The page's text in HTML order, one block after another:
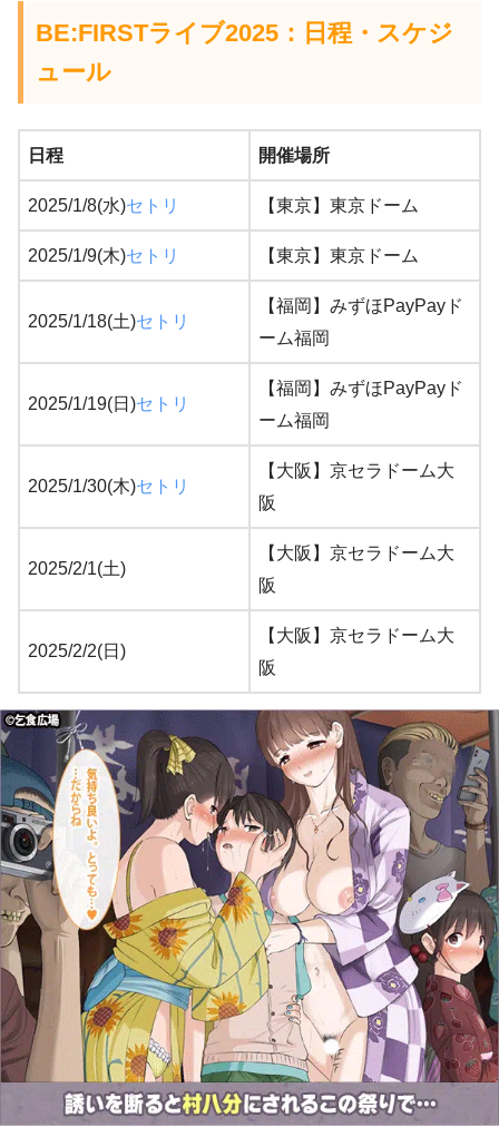
BE:FIRSTライブ2025：日程・スケジ
ュール
日程 開催場所
2025/1/8(水)セトリ 【東京】東京ドーム
2025/1/9(木)セトリ 【東京】東京ドーム
2025/1/18(土)セトリ
【福岡】みずほPayPayド
ーム福岡
2025/1/19(日)セトリ
【福岡】みずほPayPayド
ーム福岡
2025/1/30(木)セトリ
【大阪】京セラドーム大
阪
2025/2/1(土)
【大阪】京セラドーム大
阪
2025/2/2(日)
【大阪】京セラドーム大
阪